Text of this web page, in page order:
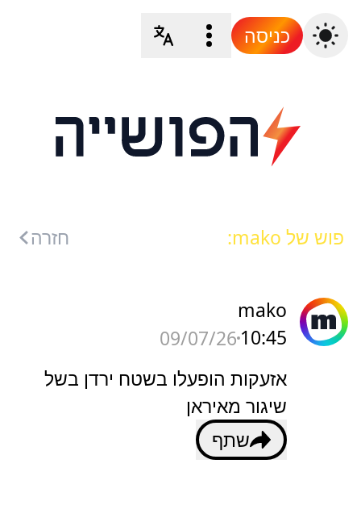
כניסה
פוש של mako: חזרה
mako
10:45
09/07/26
אזעקות הופעלו בשטח ירדן בשל
שיגור מאיראן
שתף